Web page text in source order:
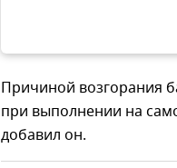
Причиной возгорания
при выполнении на
добавил он.